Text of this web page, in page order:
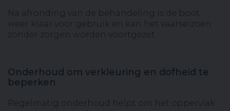
Na afronding van de behandeling is de boot
weer klaar voor gebruik en kan het vaarseizoen
zonder zorgen worden voortgezet.
Onderhoud om verkleuring en dofheid te
beperken
Regelmatig onderhoud helpt om het oppervlak